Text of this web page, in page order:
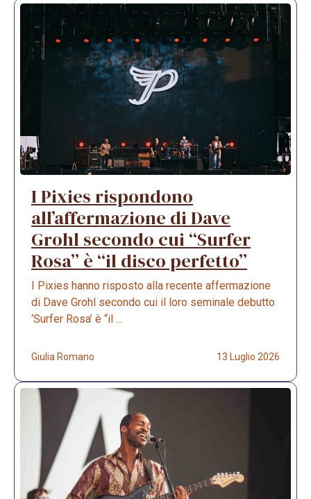
I Pixies rispondono
all’affermazione di Dave
Grohl secondo cui “Surfer
Rosa” è “il disco perfetto”
I Pixies hanno risposto alla recente affermazione
di Dave Grohl secondo cui il loro seminale debutto
‘Surfer Rosa’ è “il ...
Giulia Romano 13 Luglio 2026